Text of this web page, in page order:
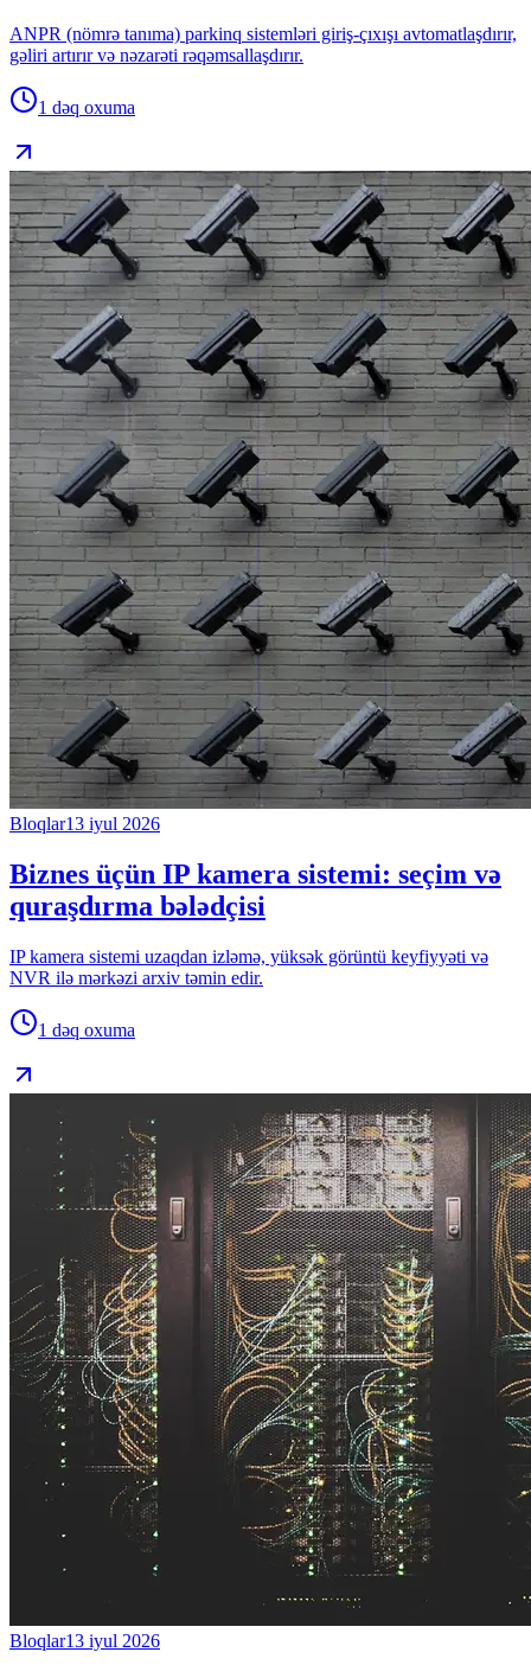
ANPR (nömrə tanıma) parkinq sistemləri giriş-çıxışı avtomatlaşdırır,
gəliri artırır və nəzarəti rəqəmsallaşdırır.
1 dəq oxuma
Bloqlar13 iyul 2026
Biznes üçün IP kamera sistemi: seçim və
quraşdırma bələdçisi
IP kamera sistemi uzaqdan izləmə, yüksək görüntü keyfiyyəti və
NVR ilə mərkəzi arxiv təmin edir.
1 dəq oxuma
Bloqlar13 iyul 2026